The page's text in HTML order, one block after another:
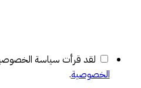
لقد قرأت سياسة
الخصوصية.